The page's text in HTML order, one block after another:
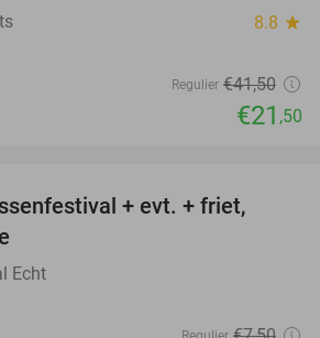
8.8 star
Regulier €41,50
€21 ,50
+ evt. + friet,
Echt